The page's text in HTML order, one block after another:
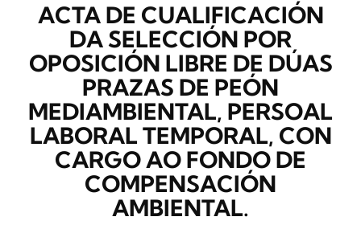
AVISOS HABITUAIS
CONTACTO
ACTA DE CUALIFICACIÓN
DA SELECCIÓN POR
OPOSICIÓN LIBRE DE DÚAS
PRAZAS DE PEÓN
MEDIAMBIENTAL, PERSOAL
LABORAL TEMPORAL, CON
CARGO AO FONDO DE
COMPENSACIÓN
AMBIENTAL.